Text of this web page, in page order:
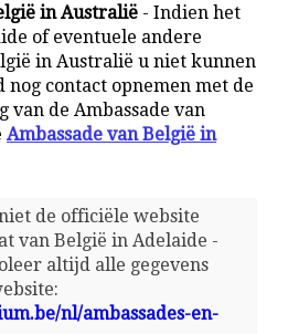
in Australië - Indien het
of eventuele andere
in Australië u niet kunnen
contact opnemen met de
van de Ambassade van
Ambassade van België in
de officiële website
van België in Adelaide -
altijd alle gegevens
nl/ambassades-en-